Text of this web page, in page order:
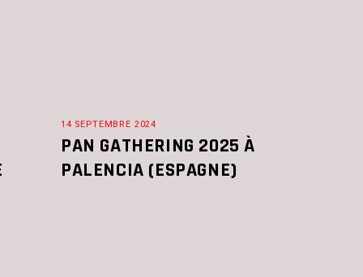
14 SEPTEMBRE 2024
PAN GATHERING 2025 À
PALENCIA (ESPAGNE)